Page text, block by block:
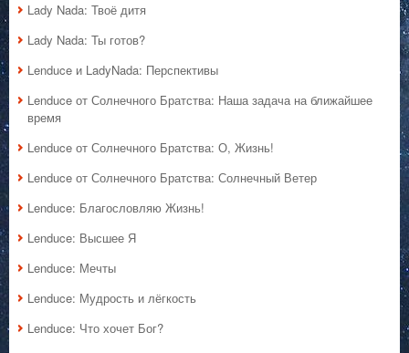
Lady Nada: Твоё дитя
Lady Nada: Ты готов?
Lenduce и LadyNada: Перспективы
Lenduce от Солнечного Братства: Наша задача на ближайшее
время
Lenduce от Солнечного Братства: О, Жизнь!
Lenduce от Солнечного Братства: Солнечный Ветер
Lenduce: Благословляю Жизнь!
Lenduce: Высшее Я
Lenduce: Мечты
Lenduce: Мудрость и лёгкость
Lenduce: Что хочет Бог?